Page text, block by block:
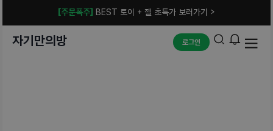
[주문폭주] BEST 토이 + 젤 초특가 보러가기 >
자기만의방 로그인